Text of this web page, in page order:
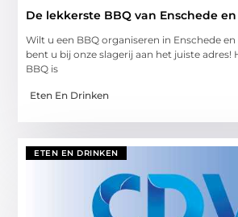
De lekkerste BBQ van Enschede
Wilt u een BBQ organiseren in Enschede
bent u bij onze slagerij aan het juiste adres!
BBQ is
Eten En Drinken
ETEN EN DRINKEN